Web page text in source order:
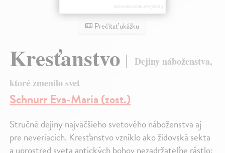
Prečítať ukážku
Kresťanstvo
Dejiny náboženstva,
ktoré zmenilo svet
Schnurr Eva-Maria (zost.)
Stručné dejiny najväčšieho svetového náboženstva aj
pre neveriacich. Kresťanstvo vzniklo ako židovská sekta